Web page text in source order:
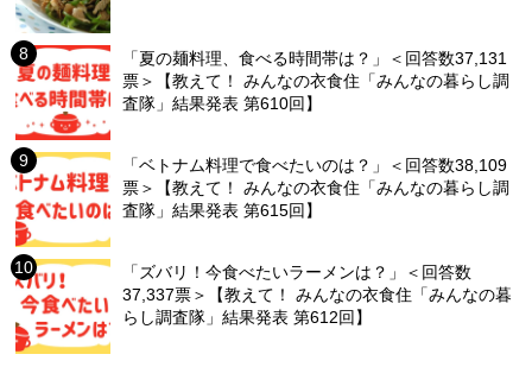
「夏の麺料理、食べる時間帯は？」＜回答数37,131
票＞【教えて！ みんなの衣食住「みんなの暮らし調
査隊」結果発表 第610回】
「ベトナム料理で食べたいのは？」＜回答数38,109
票＞【教えて！ みんなの衣食住「みんなの暮らし調
査隊」結果発表 第615回】
「ズバリ！今食べたいラーメンは？」＜回答数
37,337票＞【教えて！ みんなの衣食住「みんなの暮
らし調査隊」結果発表 第612回】